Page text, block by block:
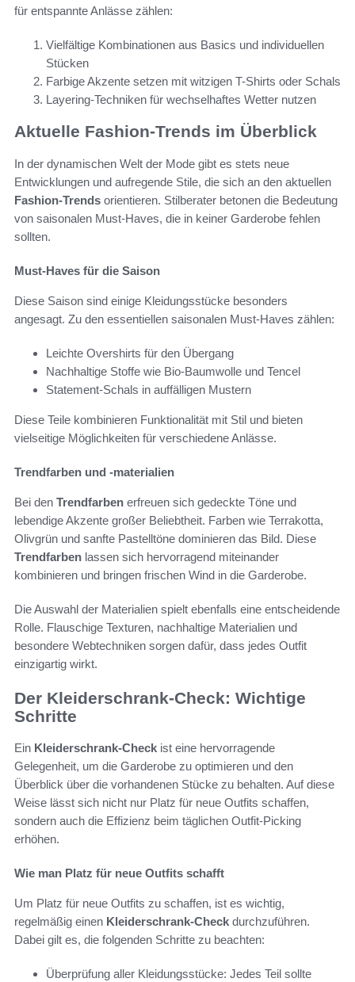
für entspannte Anlässe zählen:
Vielfältige Kombinationen aus Basics und individuellen
Stücken
Farbige Akzente setzen mit witzigen T-Shirts oder Schals
Layering-Techniken für wechselhaftes Wetter nutzen
Aktuelle Fashion-Trends im Überblick
In der dynamischen Welt der Mode gibt es stets neue
Entwicklungen und aufregende Stile, die sich an den aktuellen
Fashion-Trends orientieren. Stilberater betonen die Bedeutung
von saisonalen Must-Haves, die in keiner Garderobe fehlen
sollten.
Must-Haves für die Saison
Diese Saison sind einige Kleidungsstücke besonders
angesagt. Zu den essentiellen saisonalen Must-Haves zählen:
Leichte Overshirts für den Übergang
Nachhaltige Stoffe wie Bio-Baumwolle und Tencel
Statement-Schals in auffälligen Mustern
Diese Teile kombinieren Funktionalität mit Stil und bieten
vielseitige Möglichkeiten für verschiedene Anlässe.
Trendfarben und -materialien
Bei den Trendfarben erfreuen sich gedeckte Töne und
lebendige Akzente großer Beliebtheit. Farben wie Terrakotta,
Olivgrün und sanfte Pastelltöne dominieren das Bild. Diese
Trendfarben lassen sich hervorragend miteinander
kombinieren und bringen frischen Wind in die Garderobe.
Die Auswahl der Materialien spielt ebenfalls eine entscheidende
Rolle. Flauschige Texturen, nachhaltige Materialien und
besondere Webtechniken sorgen dafür, dass jedes Outfit
einzigartig wirkt.
Der Kleiderschrank-Check: Wichtige
Schritte
Ein Kleiderschrank-Check ist eine hervorragende
Gelegenheit, um die Garderobe zu optimieren und den
Überblick über die vorhandenen Stücke zu behalten. Auf diese
Weise lässt sich nicht nur Platz für neue Outfits schaffen,
sondern auch die Effizienz beim täglichen Outfit-Picking
erhöhen.
Wie man Platz für neue Outfits schafft
Um Platz für neue Outfits zu schaffen, ist es wichtig,
regelmäßig einen Kleiderschrank-Check durchzuführen.
Dabei gilt es, die folgenden Schritte zu beachten:
Überprüfung aller Kleidungsstücke: Jedes Teil sollte